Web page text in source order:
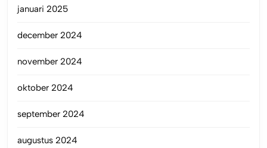
januari 2025
december 2024
november 2024
oktober 2024
september 2024
augustus 2024